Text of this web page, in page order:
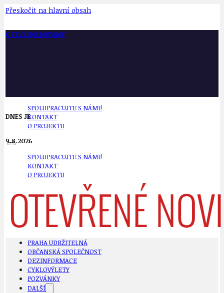
Přeskočit na hlavní obsah
OTEVŘENÉ NOVINY
SPOLUPRACUJTE S NÁMI!
KONTAKT
O PROJEKTU
SPOLUPRACUJTE S NÁMI!
KONTAKT
O PROJEKTU
DNES JE
9.8.2026
PRAHA UDRŽITELNÁ
OBČANSKÁ SPOLEČNOST
DEZINFORMACE
CYKLOVÝLETY
POZVÁNKY
DALŠÍ